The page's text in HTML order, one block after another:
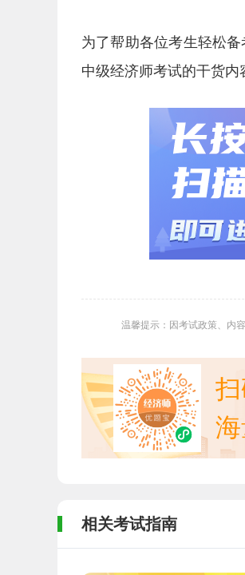
为了帮助各位考生轻松
中级经济师考试的干货内
温馨提示：因考试政策、内
相关考试指南